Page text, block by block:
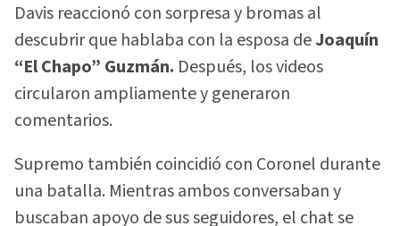
Davis reaccionó con sorpresa y bromas al
descubrir que hablaba con la esposa deJoaquín
“El Chapo” Guzmán. Después, los videos
circularon ampliamente y generaron
comentarios.
Supremo también coincidió con Coronel durante
una batalla. Mientras ambos conversaban y
buscaban apoyo de sus seguidores, el chat se